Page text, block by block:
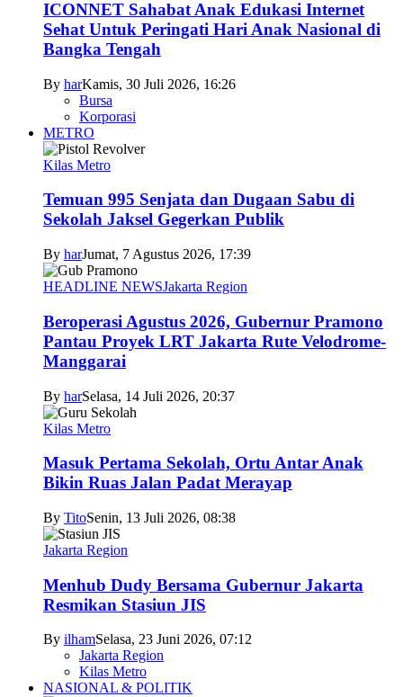
ICONNET Sahabat Anak Edukasi Internet
Sehat Untuk Peringati Hari Anak Nasional di
Bangka Tengah
By harKamis, 30 Juli 2026, 16:26
Bursa
Korporasi
METRO
Kilas Metro
Temuan 995 Senjata dan Dugaan Sabu di
Sekolah Jaksel Gegerkan Publik
By harJumat, 7 Agustus 2026, 17:39
HEADLINE NEWSJakarta Region
Beroperasi Agustus 2026, Gubernur Pramono
Pantau Proyek LRT Jakarta Rute Velodrome-
Manggarai
By harSelasa, 14 Juli 2026, 20:37
Kilas Metro
Masuk Pertama Sekolah, Ortu Antar Anak
Bikin Ruas Jalan Padat Merayap
By TitoSenin, 13 Juli 2026, 08:38
Jakarta Region
Menhub Dudy Bersama Gubernur Jakarta
Resmikan Stasiun JIS
By ilhamSelasa, 23 Juni 2026, 07:12
Jakarta Region
Kilas Metro
NASIONAL & POLITIK